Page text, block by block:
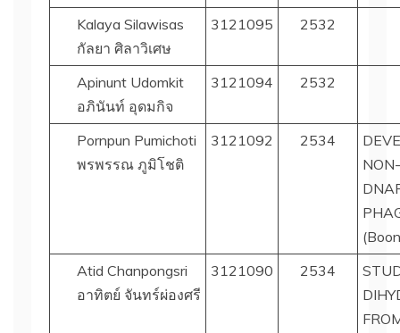
Kalaya Silawisas
กัลยา ศิลาวิเศษ
3121095 2532
Apinunt Udomkit
อภินันท์ อุดมกิจ
3121094 2532
Pornpun Pumichoti
พรพรรณ ภูมิโชติ
3121092 2534
Atid Chanpongsri
อาทิตย์ จันทร์ผ่องศรี
3121090 2534